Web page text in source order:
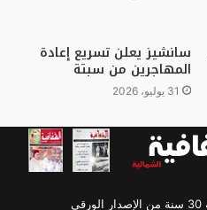
سانشيز يعلن تسريع إعادة
المهاجرين من سبتة
31 يوليو، 2026